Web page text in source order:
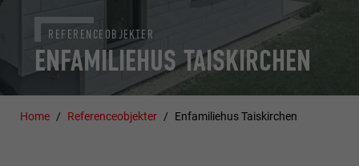
ENFAMILIEHUS TAISKIRCHEN
REFERENCEOBJEKTER
Home Referenceobjekter Enfamiliehus Taiskirchen